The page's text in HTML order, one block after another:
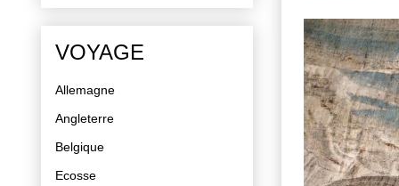
VOYAGE
Allemagne
Angleterre
Belgique
Ecosse